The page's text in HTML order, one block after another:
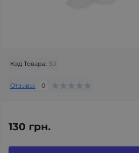
Код Товара: 30
Отзывы: 0
130 грн.